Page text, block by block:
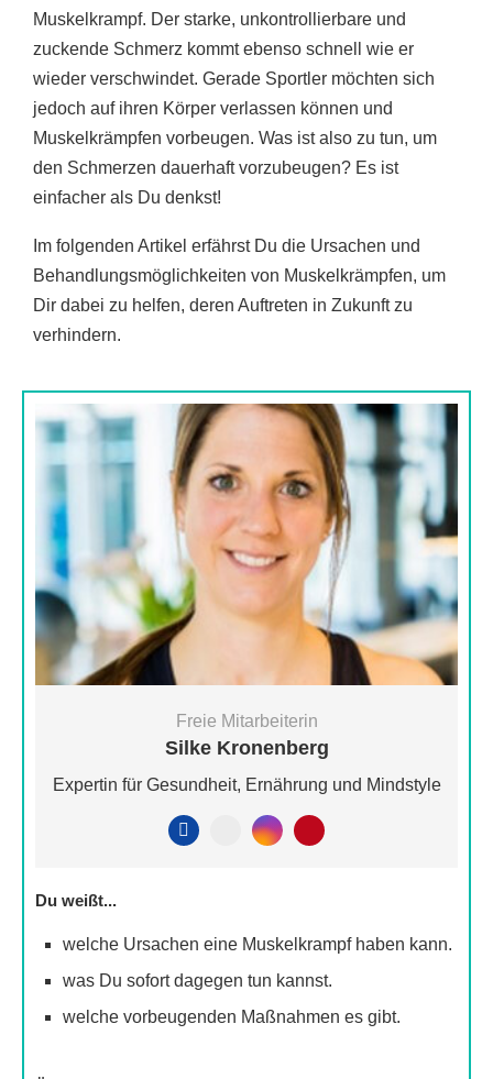
Muskelkrampf. Der starke, unkontrollierbare und
zuckende Schmerz kommt ebenso schnell wie er
wieder verschwindet. Gerade Sportler möchten sich
jedoch auf ihren Körper verlassen können und
Muskelkrämpfen vorbeugen. Was ist also zu tun, um
den Schmerzen dauerhaft vorzubeugen? Es ist
einfacher als Du denkst!
Im folgenden Artikel erfährst Du die Ursachen und
Behandlungsmöglichkeiten von Muskelkrämpfen, um
Dir dabei zu helfen, deren Auftreten in Zukunft zu
verhindern.
Freie Mitarbeiterin
Silke Kronenberg
Expertin für Gesundheit, Ernährung und Mindstyle
Du weißt...
welche Ursachen eine Muskelkrampf haben kann.
was Du sofort dagegen tun kannst.
welche vorbeugenden Maßnahmen es gibt.